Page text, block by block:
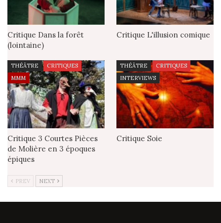
Critique Dans la forêt
(lointaine)
Critique L'illusion comique
THÉÂTRE
CRITIQUES
MMM
Critique 3 Courtes Pièces
de Molière en 3 époques
épiques
THÉÂTRE
CRITIQUES
INTERVIEWS
Critique Soie
PREV NEXT